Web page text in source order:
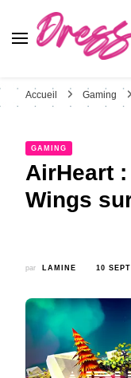
Accueil Gaming
GAMING
AirHeart
Wings
par LAMINE 10